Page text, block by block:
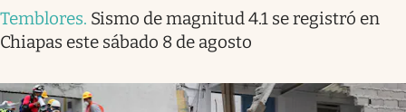
Temblores. Sismo de magnitud 4.1 se registró en
Chiapas este sábado 8 de agosto